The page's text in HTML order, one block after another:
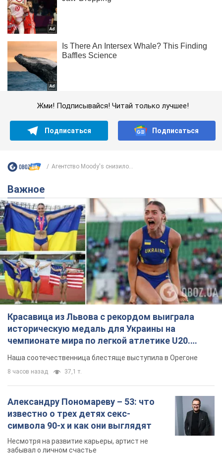
Жми! Подписывайся! Читай только лучшее!
Подписаться Подписаться
Агентство Moody's снизило...
Важное
Красавица из Львова с рекордом выиграла
историческую медаль для Украины на
чемпионате мира по легкой атлетике U20.
Видео
Наша соотечественница блестяще выступила в Орегоне
8 часов назад 37,1 т.
Александру Пономареву – 53: что
известно о трех детях секс-
символа 90-х и как они выглядят
Несмотря на развитие карьеры, артист не
забывал о личном счастье